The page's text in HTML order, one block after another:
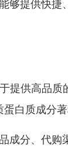
够提供快捷
提供高品质
白质成分著
成分、代购